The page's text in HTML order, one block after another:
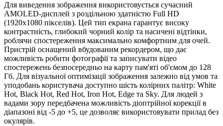
Для виведення зображення використовується сучасний
AMOLED-дисплей з роздільною здатністю Full HD
(1920x1080 пікселів). Цей тип екрана гарантує високу
контрастність, глибокий чорний колір та насичені відтінки,
роблячи спостереження максимально комфортним для очей.
Пристрій оснащений вбудованим рекордером, що дає
можливість робити фотографії та записувати відео
спостережень безпосередньо на карту пам'яті об'ємом до 128
Гб. Для візуальної оптимізації зображення залежно від умов та
уподобань користувача доступно шість колірних палітр: White
Hot, Black Hot, Red Hot, Iron Hot, Edge та Sky. Для людей з
вадами зору передбачена можливість діоптрійної корекції в
діапазоні від -5 до +5, це дозволяє використовувати прилад без
окулярів.